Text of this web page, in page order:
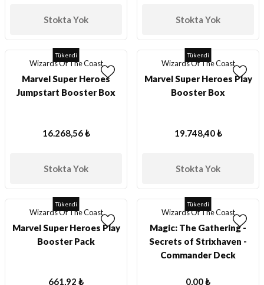
Stokta Yok Stokta Yok
Tükendi
Wizards Of The Coast
Marvel Super Heroes
Jumpstart Booster Box
16.268,56 ₺
Stokta Yok
Tükendi
Wizards Of The Coast
Marvel Super Heroes Play
Booster Box
19.748,40 ₺
Stokta Yok
Tükendi
Wizards Of The Coast
Marvel Super Heroes Play
Booster Pack
661,92 ₺
Tükendi
Wizards Of The Coast
Magic: The Gathering -
Secrets of Strixhaven -
Commander Deck
0,00 ₺